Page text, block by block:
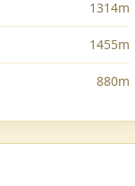
1314m
1455m
880m